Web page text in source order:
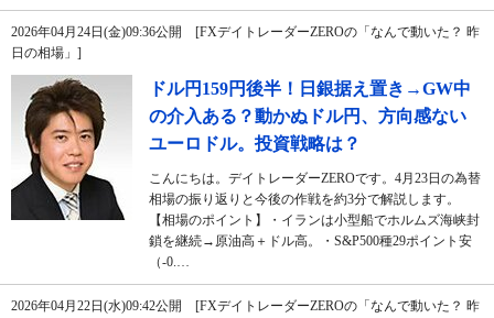
2026年04月24日(金)09:36公開 [FXデイトレーダーZEROの「なんで動いた？ 昨
日の相場」]
ドル円159円後半！日銀据え置き→GW中
の介入ある？動かぬドル円、方向感ない
ユーロドル。投資戦略は？
こんにちは。デイトレーダーZEROです。4月23日の為替
相場の振り返りと今後の作戦を約3分で解説します。
【相場のポイント】・イランは小型船でホルムズ海峡封
鎖を継続→原油高＋ドル高。・S&P500種29ポイント安
（-0.…
2026年04月22日(水)09:42公開 [FXデイトレーダーZEROの「なんで動いた？ 昨